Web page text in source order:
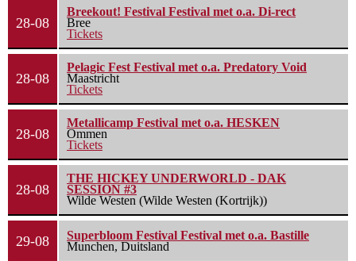
28-08
Breekout! Festival Festival met o.a. Di-rect
Bree
Tickets
28-08
Pelagic Fest Festival met o.a. Predatory Void
Maastricht
Tickets
28-08
Metallicamp Festival met o.a. HESKEN
Ommen
Tickets
28-08
THE HICKEY UNDERWORLD - DAK
SESSION #3
Wilde Westen (Wilde Westen (Kortrijk))
29-08
Superbloom Festival Festival met o.a. Bastille
Munchen, Duitsland